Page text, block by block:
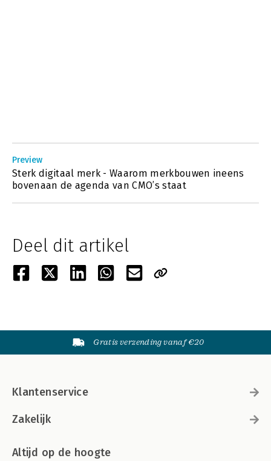
Preview
Sterk digitaal merk - Waarom merkbouwen ineens
bovenaan de agenda van CMO’s staat
Deel dit artikel
Gratis verzending vanaf €20
Klantenservice
Zakelijk
Altijd op de hoogte